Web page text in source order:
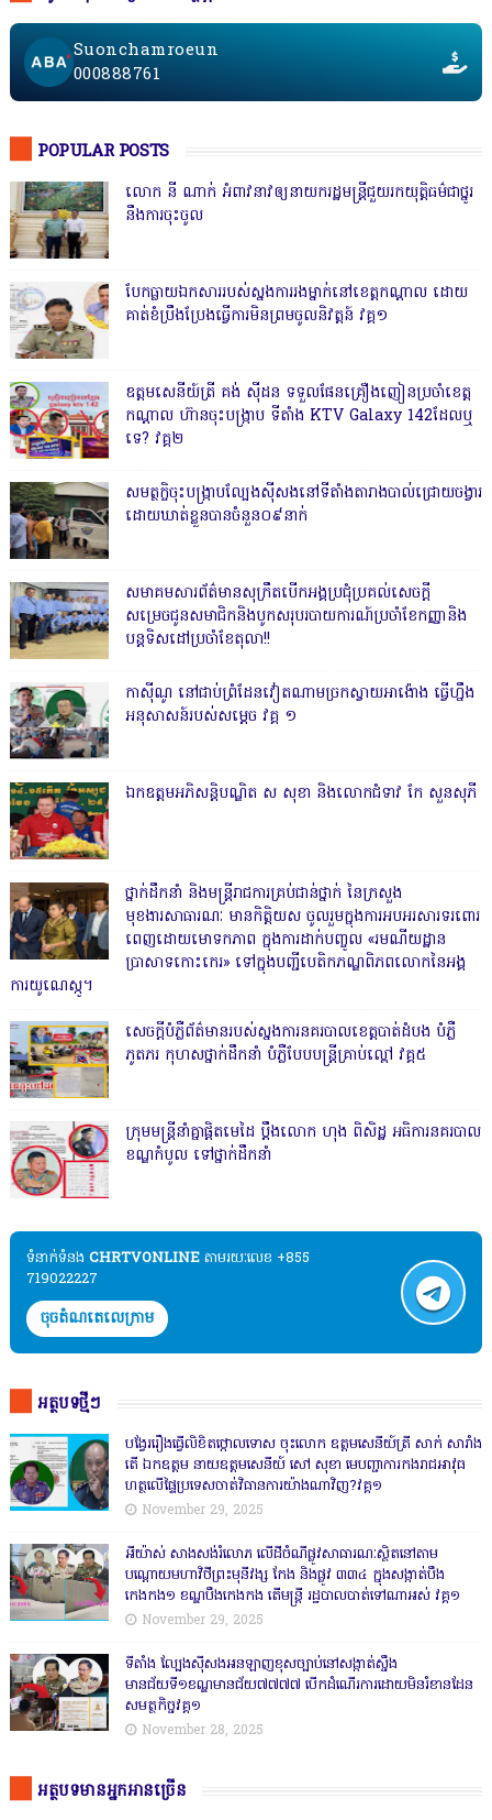
Suonchamroeun
000888761
POPULAR POSTS
លោក នី ណាក់ អំពាវនាវឲ្យនាយករដ្ឋមន្ត្រីជួយរកយុត្តិធម៌ជាថ្នូរ
នឹងការចុះចូល
បែកធ្លាយឯកសាររបស់ស្នងការរងម្នាក់នៅខេត្តកណ្ដាល ដោយ
គាត់ខំប្រឹងប្រែងធ្វើការមិនព្រមចូលនិវត្តន៍ វគ្គ១
ឧត្តមសេនីយ៍ត្រី គង់ ស៊ីដន ទទួលផែនគ្រឿងញៀនប្រចាំខេត្ត
កណ្តាល ហ៊ានចុះបង្ក្រាប ទីតាំង KTV Galaxy 142ដែលឬ
ទេ? វគ្គ២
សមត្ថកិ្ចចុះបង្ក្រាបល្បែងស៊ីសងនៅទីតាំងតារាងបាល់ជ្រោយចង្វារ
ដោយឃាត់ខ្លួនបានចំនួន០៩នាក់
សមាគមសារព័ត៌មានសុក្រឹតបើកអង្គប្រជុំប្រគល់សេចក្តី
សម្រេចជូនសមាជិកនិងបូកសរុបរបាយការណ៍ប្រចាំខែកញ្ញានិង
បន្តទិសដៅប្រចាំខែតុលា!!
កាសុីណូ នៅជាប់ព្រំដែនវៀតណាមច្រកស្វាយអាង៉ោង ធ្វើហ្នឹង
អនុសាសន៍របស់សម្ដេច វគ្គ ១
ឯកឧត្តមអភិសន្តិបណ្ឌិត ស សុខា និងលោកជំទាវ កែ សួនសុភី
ថ្នាក់ដឹកនាំ និងមន្ត្រីរាជការគ្រប់ជាន់ថ្នាក់ នៃក្រសួង
មុខងារសាធារណៈ មានកិត្តិយស ចូលរួមក្នុងការអបអរសារទរពោរ
ពេញដោយមោទកភាព ក្នុងការដាក់បញ្ចូល «រមណីយដ្ឋាន
ប្រាសាទកោះកេរ» ទៅក្នុងបញ្ជីបេតិកភណ្ឌពិភពលោកនៃអង្គ
ការយូណេស្កូ។
សេចក្តីបំភ្លឺព័ត៌មានរបស់ស្នងការនគរបាលខេត្តបាត់ដំបង បំភ្លឺ
ភូតភរ កុហសថ្នាក់ដឹកនាំ បំភ្លឺបែបបន្ត្រីគ្រាប់ល្ពៅ វគ្គ៥
ក្រុមមន្ត្រីនាំគ្នាផ្ដិតមេដៃ ប្ដឹងលោក ហុង ពិសិដ្ឋ អធិការនគរបាល
ខណ្ឌកំបូល ទៅថ្នាក់ដឹកនាំ
ទំនាក់ទំនង​​ CHRTVONLINE តាមរយៈលេខ +855
719022227
ចុចតំណតេលេក្រាម
អត្ថបទថ្មីៗ
បង្វែររឿងធ្វើលិខិតថ្កោលទោស ចុះលោក ឧត្តមសេនីយ៍ត្រី សាក់ សារាំង
តើ ឯកឧត្តម នាយឧត្តមសេនីយ៍ សៅ សុខា មេបញ្ជាការកងរាជអាវុធ
ហត្ថលើផ្ទៃប្រទេសចាត់វិធានការយ៉ាងណាវិញ?វគ្គ១
November 29, 2025
អីយ៉ាស់ សាងសង់រំលោភ លើដីចំណីផ្លូវសាធារណៈស្ថិតនៅតាម
បណ្ដោយមហាវិថីព្រះមុនីវង្ស កែង និងផ្លូវ ៣៣៤ ក្នុងសង្កាត់បឹង
កេងកង១ ខណ្ឌបឹងកេងកង តើមន្ត្រី រដ្ឋបាលបាត់ទៅណាអស់ វគ្គ១
November 29, 2025
ទីតាំង ល្បែងស៊ីសងអនឡាញខុសច្បាប់នៅសង្កាត់សឹ្ចង
មានជ័យទី១ខណ្ឌមានជ័យ៧៧៧៧ បើកដំណើរការដោយមិនរំខានដែន
សមត្ថកិច្ចវគ្គ១
November 28, 2025
អត្ថបទមានអ្នកអានច្រើន